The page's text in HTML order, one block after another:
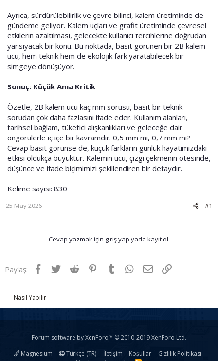
Ayrıca, sürdürülebilirlik ve çevre bilinci, kalem üretiminde de
gündeme geliyor. Kalem uçları ve grafit üretiminde çevresel
etkilerin azaltılması, gelecekte kullanıcı tercihlerine doğrudan
yansıyacak bir konu. Bu noktada, basit görünen bir 2B kalem
ucu, hem teknik hem de ekolojik fark yaratabilecek bir
simgeye dönüşüyor.
Sonuç: Küçük Ama Kritik
Özetle, 2B kalem ucu kaç mm sorusu, basit bir teknik
sorudan çok daha fazlasını ifade eder. Kullanım alanları,
tarihsel bağlam, tüketici alışkanlıkları ve geleceğe dair
öngörülerle iç içe bir kavramdır. 0,5 mm mi, 0,7 mm mi?
Cevap basit görünse de, küçük farkların günlük hayatımızdaki
etkisi oldukça büyüktür. Kalemin ucu, çizgi çekmenin ötesinde,
düşünce ve ifade biçimimizi şekillendiren bir detaydır.
Kelime sayısı: 830
#1
25 May 2026
Cevap yazmak için giriş yap yada kayıt ol.
Paylaş: Facebook
TwitterReddit Pinterest
Tumblr WhatsApp
E-postaLink
Nasıl Yapılır
Forum software by XenForo™ © 2010-2019 XenForo Ltd.
Magnesium
Türkçe (TR) İletişim Koşullar
Gizlilik Politikası